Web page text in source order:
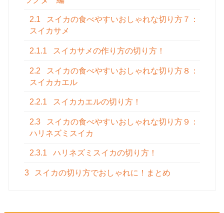
2.1
スイカの食べやすいおしゃれな切り方７：
スイカサメ
2.1.1 スイカサメの作り方の切り方！
2.2
スイカの食べやすいおしゃれな切り方８：
スイカカエル
2.2.1 スイカカエルの切り方！
2.3
スイカの食べやすいおしゃれな切り方９：
ハリネズミスイカ
2.3.1 ハリネズミスイカの切り方！
3 スイカの切り方でおしゃれに！まとめ